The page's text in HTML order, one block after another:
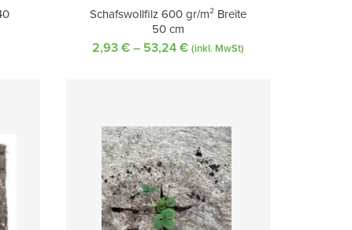
Schafswollfilz 600 gr/m² Breite
50 cm
2,93€ – 53,24€ Preisspanne:
(inkl. MwSt)